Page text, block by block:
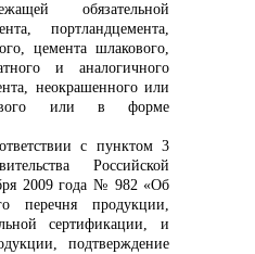
50
обязательной
портландцемента,
цемента шлакового,
и аналогичного
неокрашенного или
или в форме
с пунктом 3
Российской
2009 года № 982 «Об
перечня продукции,
сертификации, и
подтверждение